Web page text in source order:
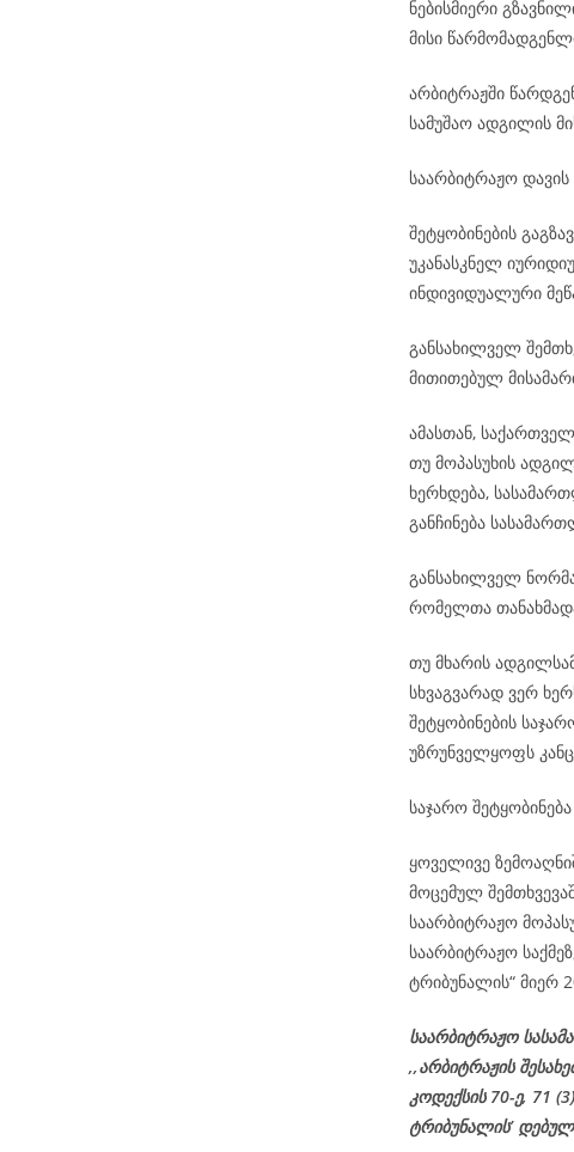
ნებისმიერი
მისი
არბიტრაჟში
სამუშაო ადგილის
საარბიტრაჟო
შეტყობინების
უკანასკნელ
ინდივიდუალური
განსახილველ
მითითებულ
ამასთან,
თუ მოპასუხის
ხერხდება,
განჩინება
განსახილველ
რომელთა
თუ მხარის
სხვაგვარად ვერ
შეტყობინების
უზრუნველყოფს
საჯარო
ყოველივე
მოცემულ
საარბიტრაჟო
საარბიტრაჟო
ტრიბუნალის“ მიერ
საარბიტრაჟო
,,არბიტრაჟის
კოდექსის 70-ე, 71
ტრიბუნალის’